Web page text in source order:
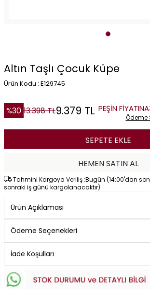
Altın Taşlı Çocuk Küpe
Ürün Kodu : E129745
%30 13.398TL9.379 TL PEŞİN FİYATINA
Ödeme
SEPETE EKLE
HEMEN SATIN AL
Tahmini Kargoya Veriliş :Bugün (14:00'dan
sonraki iş günü kargolanacaktır)
Ürün Açıklaması
Ödeme Seçenekleri
İade Koşulları